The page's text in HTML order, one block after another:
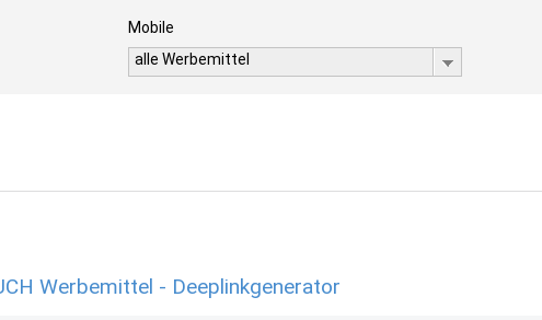
Mobile
alle Werbemittel
Werbemittel - Deeplinkgenerator